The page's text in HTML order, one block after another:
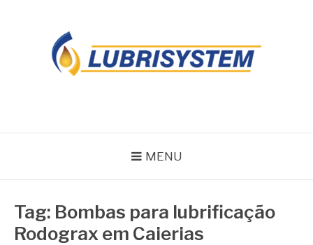
MENU
Tag: Bombas para lubrificação
Rodograx em Caierias